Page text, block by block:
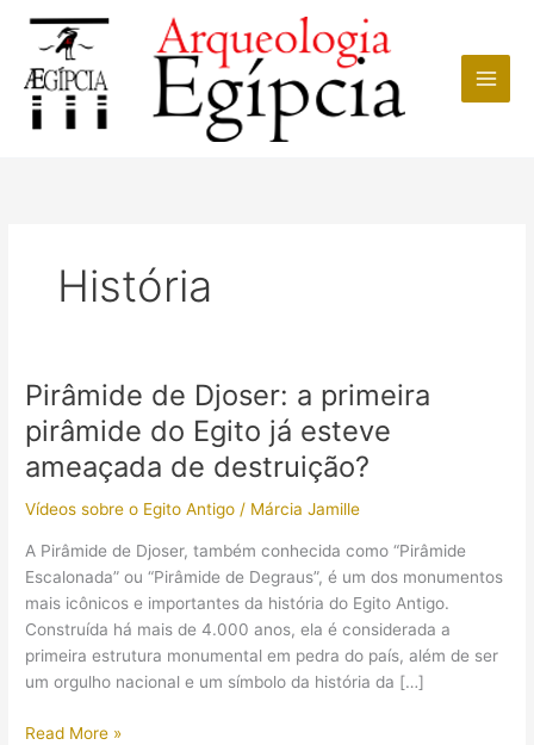
conteúdo
História
Pirâmide de Djoser: a primeira
pirâmide do Egito já esteve
ameaçada de destruição?
Vídeos sobre o Egito Antigo / Márcia Jamille
A Pirâmide de Djoser, também conhecida como “Pirâmide
Escalonada” ou “Pirâmide de Degraus”, é um dos monumentos
mais icônicos e importantes da história do Egito Antigo.
Construída há mais de 4.000 anos, ela é considerada a
primeira estrutura monumental em pedra do país, além de ser
um orgulho nacional e um símbolo da história da […]
Pirâmide
Read More »